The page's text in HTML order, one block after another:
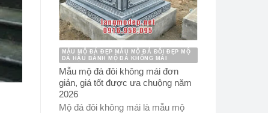
MẪU MỘ ĐÁ ĐẸP MẪU MỘ ĐÁ ĐÔI ĐẸP MỘ
ĐÁ HẬU BÀNH MỘ ĐÁ KHÔNG MÁI
Mẫu mộ đá đôi không mái đơn
giản, giá tốt được ưa chuộng năm
2026
Mộ đá đôi không mái là mẫu mộ